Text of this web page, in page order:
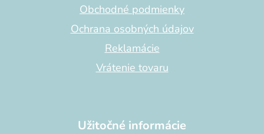
Obchodné podmienky
Ochrana osobných údajov
Reklamácie
Vrátenie tovaru
Užitočné informácie